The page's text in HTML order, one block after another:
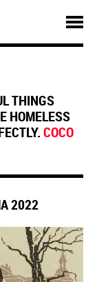
THINGS
HOMELESS
COCO
2022